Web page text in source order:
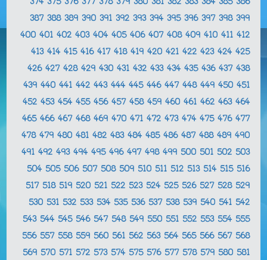
374 375 376 377 378 379 380 381 382 383 384 385 386
387 388 389 390 391 392 393 394 395 396 397 398 399
400 401 402 403 404 405 406 407 408 409 410 411 412
413 414 415 416 417 418 419 420 421 422 423 424 425
426 427 428 429 430 431 432 433 434 435 436 437 438
439 440 441 442 443 444 445 446 447 448 449 450 451
452 453 454 455 456 457 458 459 460 461 462 463 464
465 466 467 468 469 470 471 472 473 474 475 476 477
478 479 480 481 482 483 484 485 486 487 488 489 490
491 492 493 494 495 496 497 498 499 500 501 502 503
504 505 506 507 508 509 510 511 512 513 514 515 516
517 518 519 520 521 522 523 524 525 526 527 528 529
530 531 532 533 534 535 536 537 538 539 540 541 542
543 544 545 546 547 548 549 550 551 552 553 554 555
556 557 558 559 560 561 562 563 564 565 566 567 568
569 570 571 572 573 574 575 576 577 578 579 580 581